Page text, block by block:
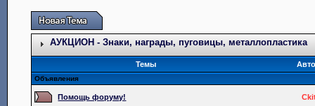
АУКЦИОН - Знаки, награды, пуговицы, металлопластика
Темы
Объявления
Помощь форуму!